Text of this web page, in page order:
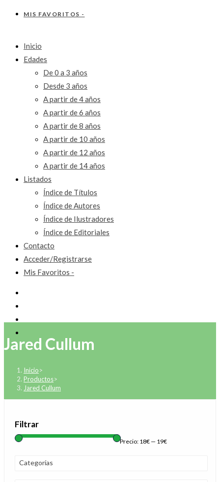
MIS FAVORITOS -
Inicio
Edades
De 0 a 3 años
Desde 3 años
A partir de 4 años
A partir de 6 años
A partir de 8 años
A partir de 10 años
A partir de 12 años
A partir de 14 años
Listados
Índice de Títulos
Índice de Autores
Índice de Ilustradores
Índice de Editoriales
Contacto
Acceder/Registrarse
Mis Favoritos -
Jared Cullum
Inicio>
Productos>
Jared Cullum
Filtrar
Precio: 18€ — 19€
Categorías